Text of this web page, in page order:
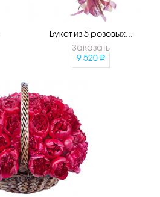
Букет из 5 розовых...
Заказать
9 520